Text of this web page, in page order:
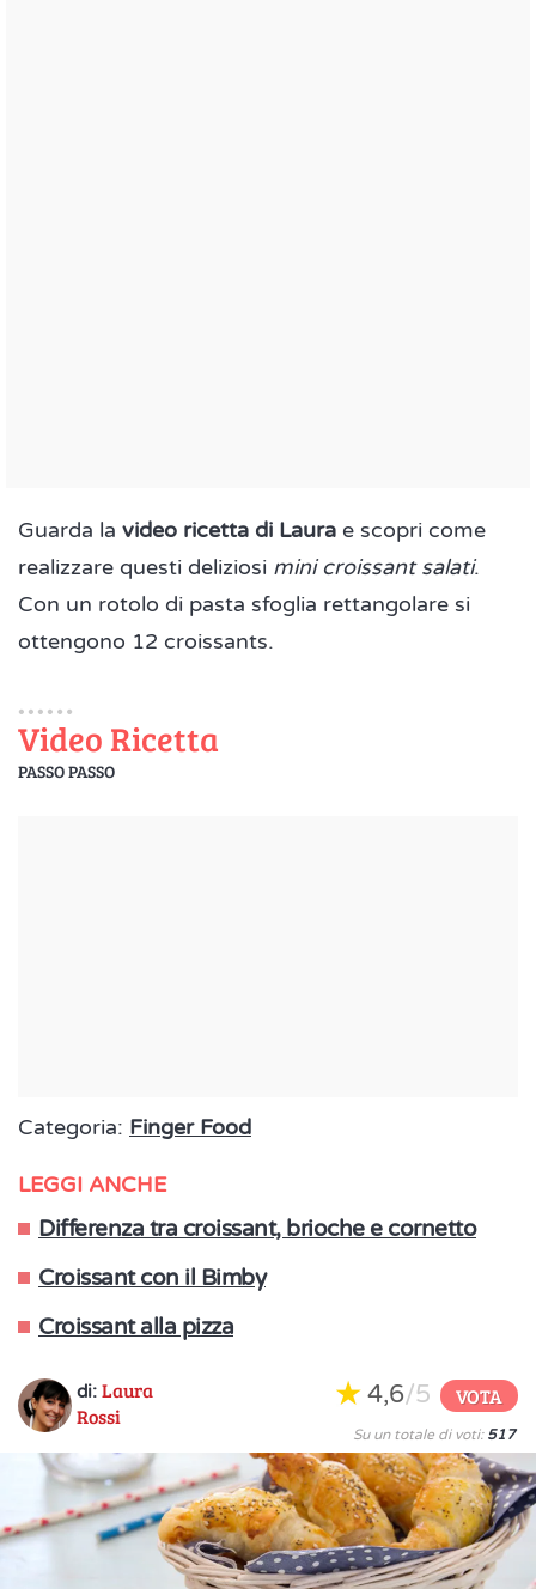
Guarda la video ricetta di Laura e scopri come
realizzare questi deliziosi mini croissant salati.
Con un rotolo di pasta sfoglia rettangolare si
ottengono 12 croissants.
Video Ricetta
PASSO PASSO
Categoria: Finger Food
LEGGI ANCHE
Differenza tra croissant, brioche e cornetto
Croissant con il Bimby
Croissant alla pizza
di: Laura
Rossi
4,6/5 VOTA
Su un totale di voti: 517